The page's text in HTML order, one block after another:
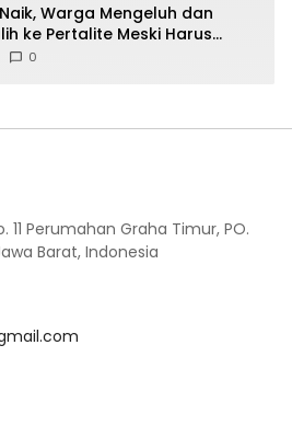
Warga Mengeluh dan
ke Pertalite Meski Harus
0
11 Perumahan Graha Timur, PO.
Barat, Indonesia